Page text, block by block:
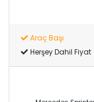
Araç Başı
Herşey Dahil Fiyat